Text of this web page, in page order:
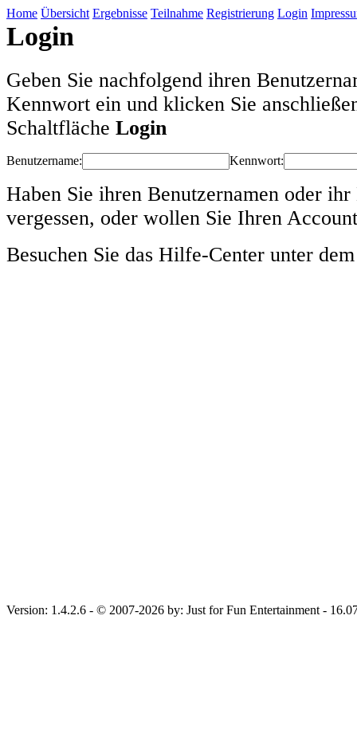
Home Übersicht Ergebnisse Teilnahme Registrierung Login
Login
Geben Sie nachfolgend ihren
Kennwort ein und klicken Sie
Schaltfläche Login
Benutzername: Kennwort:
Haben Sie ihren Benutzernamen oder
vergessen, oder wollen Sie Ihren
Besuchen Sie das Hilfe-Center unter
Version: 1.4.2.6 - © 2007-2026 by: Just for Fun Entertainment -